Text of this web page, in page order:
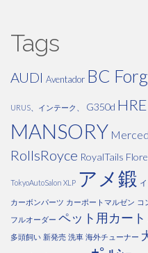
Tags
AUDI Aventador BC
URUS、インテーク、 G350d HRE
MANSORY
RollsRoyce RoyalTails
TokyoAutoSalon XLP アメ鍛
カーボンパーツ カーポートマルゼン コ
フルオーダー ペット用カート
多頭飼い 新発売 洗車 海外チューナー